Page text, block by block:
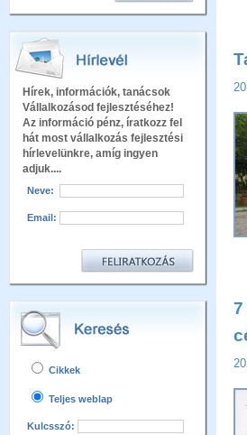
Hírek, információk, tanácsok
Vállalkozásod fejlesztéséhez!
Az információ pénz, íratkozz fel
hát most vállalkozás fejlesztési
hírlevelünkre, amíg ingyen
adjuk....
Neve:
Email:
Cikkek
Teljes weblap
Kulcsszó: